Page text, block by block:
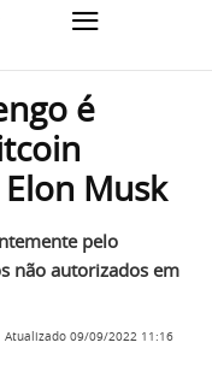
é
Musk
pelo
não autorizados em
Atualizado 09/09/2022 11:16